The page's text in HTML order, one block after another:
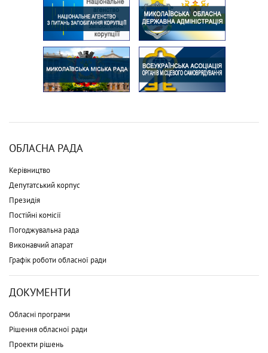
ОБЛАСНА РАДА
Керівництво
Депутатський корпус
Президія
Постійні комісії
Погоджувальна рада
Виконавчий апарат
Графік роботи обласної ради
ДОКУМЕНТИ
Обласні програми
Рішення обласної ради
Проекти рішень